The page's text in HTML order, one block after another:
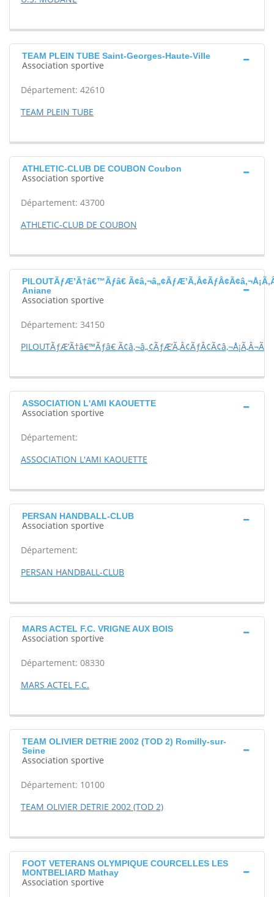
TEAM PLEIN TUBE Saint-Georges-Haute-Ville
Association sportive
Département: 42610
TEAM PLEIN TUBE
ATHLETIC-CLUB DE COUBON Coubon
Association sportive
Département: 43700
ATHLETIC-CLUB DE COUBON
PILOUTÃƒÆ’Ã†â€™Ãƒâ€
Aniane
Association sportive
Département: 34150
PILOUTÃƒÆ’Ã†â€™Ãƒâ€
ASSOCIATION L'AMI KAOUETTE
Association sportive
Département:
ASSOCIATION L'AMI KAOUETTE
PERSAN HANDBALL-CLUB
Association sportive
Département:
PERSAN HANDBALL-CLUB
MARS ACTEL F.C. VRIGNE AUX BOIS
Association sportive
Département: 08330
MARS ACTEL F.C.
TEAM OLIVIER DETRIE 2002 (TOD 2) Romilly-sur-
Seine
Association sportive
Département: 10100
TEAM OLIVIER DETRIE 2002 (TOD 2)
FOOT VETERANS OLYMPIQUE COURCELLES LES
MONTBELIARD Mathay
Association sportive